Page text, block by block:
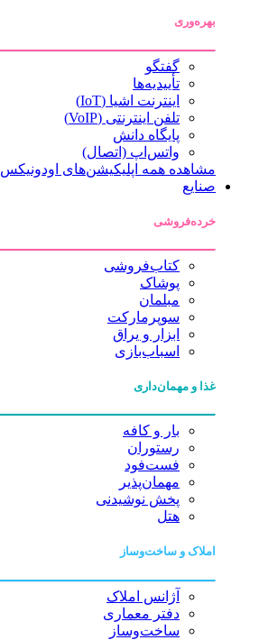
بهره‌وری
گفتگو
تأییدیه‌ها
اینترنت اشیا (IoT)
تلفن اینترنتی (VoIP)
پایگاه دانش
واتس‌اپ (اتصال)
مشاهده همه اپلیکیشن‌های اودونیکس
صنایع
خرده‌فروشی
کتاب‌فروشی
پوشاک
مبلمان
سوپرمارکت
ابزار و یراق
اسباب‌بازی
غذا و مهمان‌داری
بار و کافه
رستوران
فست‌فود
مهمان‌پذیر
پخش نوشیدنی
هتل
املاک و ساخت‌وساز
آژانس املاک
دفتر معماری
ساخت‌وساز